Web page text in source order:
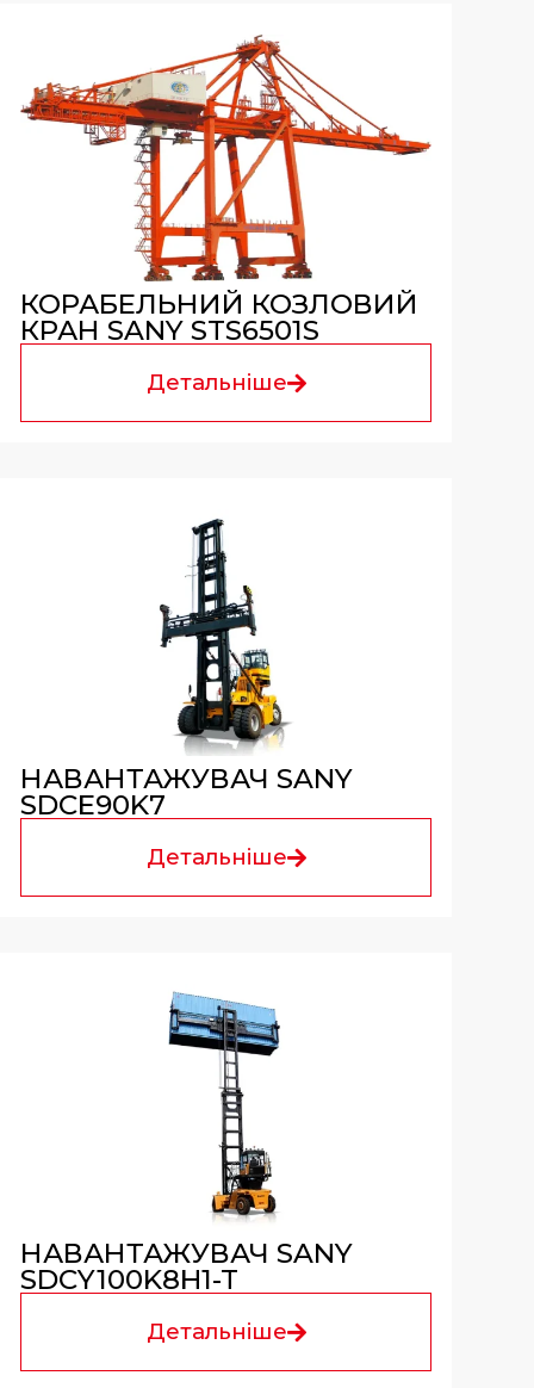
КОРАБЕЛЬНИЙ КОЗЛОВИЙ
КРАН SANY STS6501S
Детальніше
НАВАНТАЖУВАЧ SANY
SDCE90K7
Детальніше
НАВАНТАЖУВАЧ SANY
SDCY100K8H1-T
Детальніше